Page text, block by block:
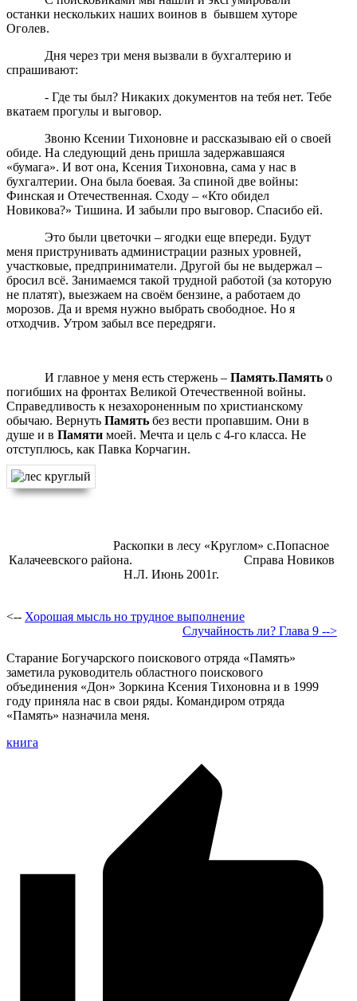
останки нескольких наших воинов в бывшем хуторе
Оголев.
Дня через три меня вызвали в бухгалтерию и
спрашивают:
- Где ты был? Никаких документов на тебя нет. Тебе
вкатаем прогулы и выговор.
Звоню Ксении Тихоновне и рассказываю ей о своей
обиде. На следующий день пришла задержавшаяся
«бумага». И вот она, Ксения Тихоновна, сама у нас в
бухгалтерии. Она была боевая. За спиной две войны:
Финская и Отечественная. Сходу – «Кто обидел
Новикова?» Тишина. И забыли про выговор. Спасибо ей.
Это были цветочки – ягодки еще впереди. Будут
меня приструнивать администрации разных уровней,
участковые, предприниматели. Другой бы не выдержал –
бросил всё. Занимаемся такой трудной работой (за которую
не платят), выезжаем на своём бензине, а работаем до
морозов. Да и время нужно выбрать свободное. Но я
отходчив. Утром забыл все передряги.
И главное у меня есть стержень – Память.Память о
погибших на фронтах Великой Отечественной войны.
Справедливость к незахороненным по христианскому
обычаю. Вернуть Память без вести пропавшим. Они в
душе и в Памяти моей. Мечта и цель с 4-го класса. Не
отступлюсь, как Павка Корчагин.
Раскопки в лесу «Круглом» с.Попасное
Калачеевского района. Справа Новиков
Н.Л. Июнь 2001г.
<-- Хорошая мысль но трудное выполнение
Случайность ли? Глава 9 -->
Старание Богучарского поискового отряда «Память»
заметила руководитель областного поискового
объединения «Дон» Зоркина Ксения Тихоновна и в 1999
году приняла нас в свои ряды. Командиром отряда
«Память» назначила меня.
книга